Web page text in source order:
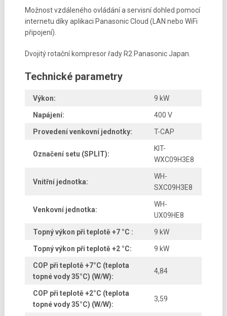
Možnost vzdáleného ovládání a servisní dohled pomocí
internetu díky aplikaci Panasonic Cloud (LAN nebo WiFi
připojení).
Dvojitý rotační kompresor řady R2 Panasonic Japan.
Technické parametry
Výkon: 9 kW
Napájení: 400 V
Provedení venkovní jednotky: T-CAP
Označení setu (SPLIT):
KIT-
WXC09H3E8
Vnitřní jednotka:
WH-
SXC09H3E8
Venkovní jednotka:
WH-
UX09HE8
Topný výkon při teplotě +7 °C : 9 kW
Topný výkon při teplotě +2 °C: 9 kW
COP při teplotě +7°C (teplota
topné vody 35°C) (W/W):
4,84
COP při teplotě +2°C (teplota
topné vody 35°C) (W/W):
3,59